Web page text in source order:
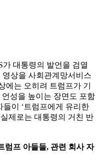
가 대통령의 발언을 검열
영상을 사회관계망서비스
에는 오히려 트럼프가 기
성을 높이는 장면도 포함
이 ‘트럼프에게 유리한
제로는 대통령의 거친 반
프 아들들, 관련 회사 자